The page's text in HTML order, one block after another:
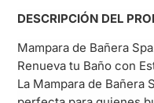
DESCRIPCIÓN DEL
Mampara de Bañera
Renueva tu Baño con
La Mampara de Bañera